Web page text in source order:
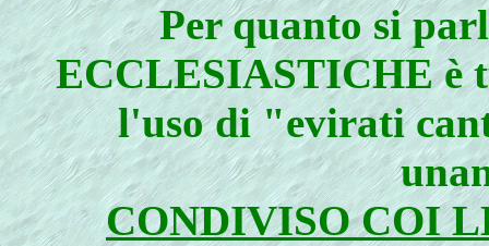
Per quanto si
ECCLESIASTICHE è
l'uso di "evirati
CONDIVISO COI